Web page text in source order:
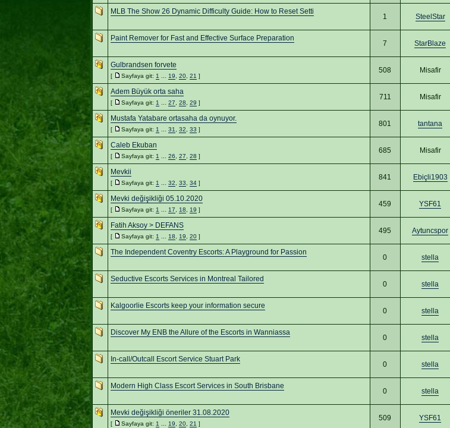
MLB The Show 26 Dynamic Difficulty Guide: How to Reset Setti
1 SteelStar
Paint Remover for Fast and Effective Surface Preparation
7 StarBlaze
Gulbrandsen forvete
[ Sayfaya git: 1 19 20, 21 ]
508 Misafir
Adem Büyük orta saha
[ Sayfaya git: 1 27 28 29 ]
711 Misafir
Mustafa Yatabare ortasaha da oynuyor.
[ Sayfaya git: 1 31 32 33 ]
801 tantana
Caleb Ekuban
[ Sayfaya git: 1 26 27 28 ]
685 Misafir
Mevkii
[ Sayfaya git: 1 32 33 34]
841 Ebiçli1903
Mevki değişikliği 05.10.2020
[ Sayfaya git: 1 17 18 19 ]
459 YSF61
Fatih Aksoy > DEFANS
[ Sayfaya git: 1 18 19 20]
495 Aytuncspor
The Independent Coventry Escorts: A Playground for Passion
0 stella
Seductive Escorts Services in Montreal Tailored
0 stella
Kalgoorlie Escorts keep your information secure
0 stella
Discover My ENB the Allure of the Escorts in Wanniassa
0 stella
In-call/Outcall Escort Service Stuart Park
0 stella
Modern High Class Escort Services in South Brisbane
0 stella
Mevki değişikliği öneriler 31.08.2020
[ Sayfaya git: 1 19 20, 21 ]
509 YSF61